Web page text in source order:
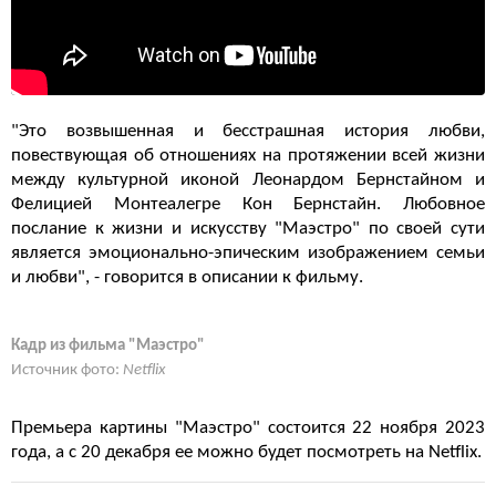
"Это возвышенная и бесстрашная история любви,
повествующая об отношениях на протяжении всей жизни
между культурной иконой Леонардом Бернстайном и
Фелицией Монтеалегре Кон Бернстайн. Любовное
послание к жизни и искусству "Маэстро" по своей сути
является эмоционально-эпическим изображением семьи
и любви", - говорится в описании к фильму.
Кадр из фильма "Маэстро"
Источник фото: Netflix
Премьера картины "Маэстро" состоится 22 ноября 2023
года, а с 20 декабря ее можно будет посмотреть на Netflix.